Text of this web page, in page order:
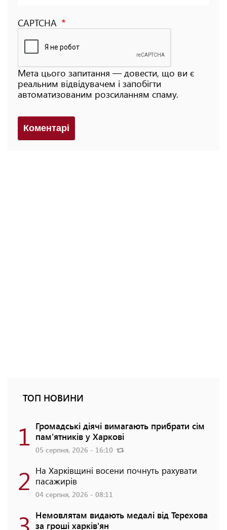
CAPTCHA
Мета цього запитання — довести, що ви є
реальним відвідувачем і запобігти
автоматизованим розсиланням спаму.
Коментарi
ТОП НОВИНИ
1 Громадські діячі вимагають прибрати сім
пам'ятників у Харкові
05 серпня, 2026 - 16:10
2 На Харківщині восени почнуть рахувати
пасажирів
04 серпня, 2026 - 08:11
Немовлятам видають медалі від Терехова
за гроші харків'ян